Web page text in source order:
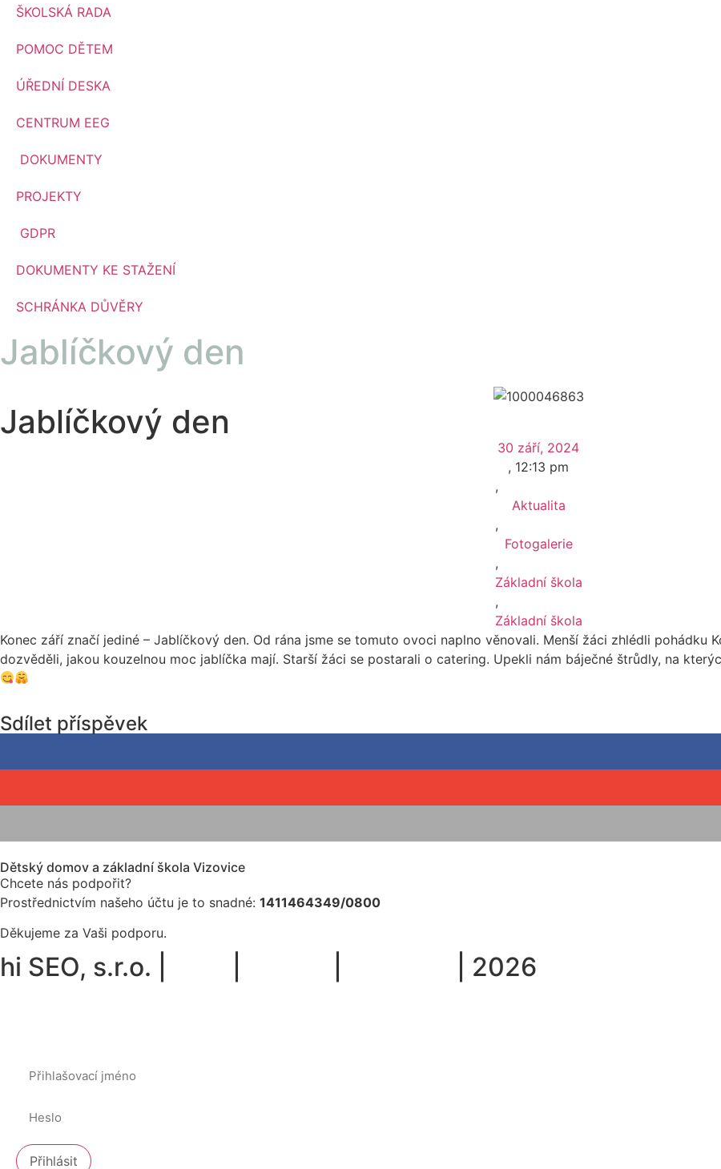
ŠKOLSKÁ RADA
POMOC DĚTEM
ÚŘEDNÍ DESKA
CENTRUM EEG
DOKUMENTY
PROJEKTY
GDPR
DOKUMENTY KE STAŽENÍ
SCHRÁNKA DŮVĚRY
Jablíčkový den
Jablíčkový den
30 září, 2024
, 12:13 pm
,
Aktualita
,
Fotogalerie
,
Základní škola
,
Základní škola
Konec září značí jediné – Jablíčkový den. Od rána jsme se tomuto ovoci naplno věnovali. Menší žáci zhlédli pohádku
dozvěděli, jakou kouzelnou moc jablíčka mají. Starší žáci se postarali o catering. Upekli nám báječné štrůdly, na
Sdílet příspěvek
Dětský domov a základní škola Vizovice
Chcete nás podpořit?
Prostřednictvím našeho účtu je to snadné: 1411464349/0800
Děkujeme za Vaši podporu.
hi SEO, s.r.o. | | 2026
Přihlásit